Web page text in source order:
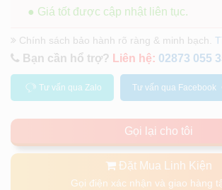
● Giá tốt được cập nhật liên tục.
Chính sách bảo hành rõ ràng & minh bạch.
Bạn cần hổ trợ? Liên hệ: 02873 055
Tư vấn qua Zalo Tư vấn qua Facebook
Gọi lại cho tôi
Đặt Mua Linh Kiện
Gọi điện xác nhận và giao hàng